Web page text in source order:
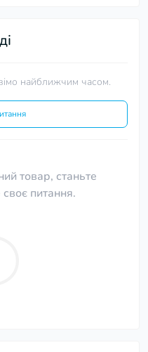
найближчим часом.
товар, станьте
питання.